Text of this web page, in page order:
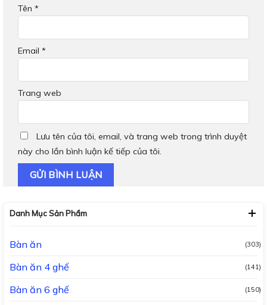
Tên *
Email *
Trang web
Lưu tên của tôi, email, và trang web trong trình duyệt
này cho lần bình luận kế tiếp của tôi.
Danh Mục Sản Phẩm
Bàn ăn (303)
Bàn ăn 4 ghế (141)
Bàn ăn 6 ghế (150)